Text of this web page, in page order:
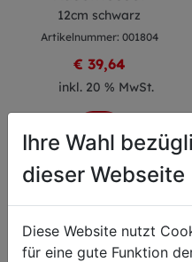
12cm schwarz
Artikelnummer: 001804
€ 39,64
inkl. 20 % MwSt.
Ihre Wahl
dieser Webseite
Diese Website nutzt
für eine gute Funktion